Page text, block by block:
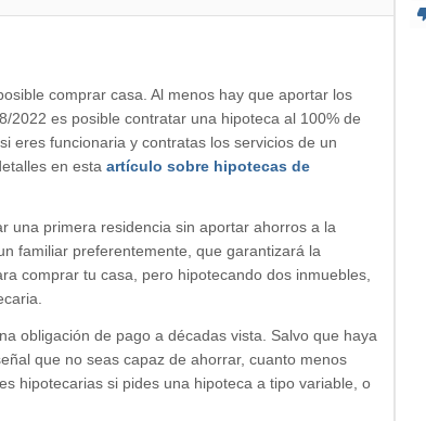
comprar casa. Al menos hay que aportar los
2022 es posible contratar una hipoteca al 100% de
eres funcionaria y contratas los servicios de un
en esta artículo sobre hipotecas de
una primera residencia sin aportar ahorros a la
familiar preferentemente, que garantizará la
comprar tu casa, pero hipotecando dos inmuebles,
obligación de pago a décadas vista. Salvo que haya
que no seas capaz de ahorrar, cuanto menos
hipotecarias si pides una hipoteca a tipo variable, o